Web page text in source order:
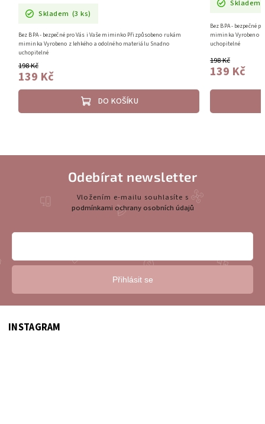
Skladem (3 ks)
198 Kč
139 Kč
DO KOŠÍKU
Bez BPA - bezpečné pro Vás i Vaše miminko Přizpůsobeno rukám
miminka Vyrobeno z lehkého a odolného materiálu Snadno
uchopitelné
Skladem
198 Kč
139 Kč
Bez BPA - bezpečné
miminka Vyrobeno
uchopitelné
INSTAGRAM
Odebírat newsletter
Vložením e-mailu souhlasíte s
podmínkami ochrany osobních údajů
Přihlásit se